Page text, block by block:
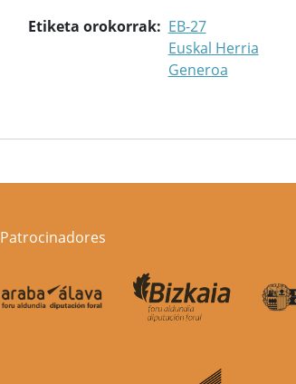
Etiketa orokorrak
EB-27
Euskal Herria
Generoa
Patrocinadores